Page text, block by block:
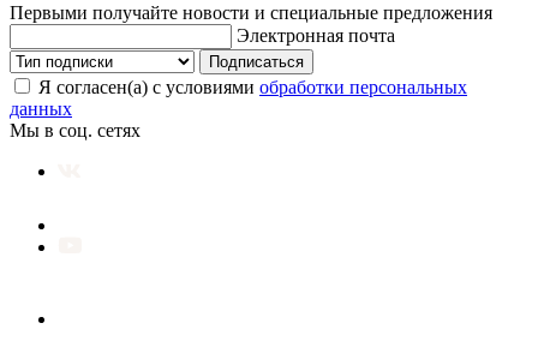
Первыми получайте новости и специальные предложения
Электронная почта
Подписаться
Я согласен(а) с условиями обработки персональных
данных
Мы в соц. сетях